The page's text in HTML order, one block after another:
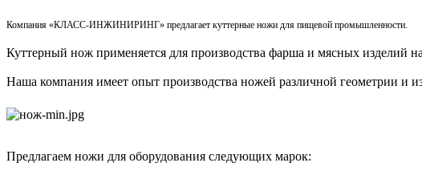
Компания «КЛАСС-ИНЖИНИРИНГ» предлагает куттерные ножи для пищевой промышленности.
Куттерный нож применяется для производства фарша и мясных изделий
Наша компания имеет опыт производства ножей различной геометрии и
Предлагаем ножи для оборудования следующих марок: